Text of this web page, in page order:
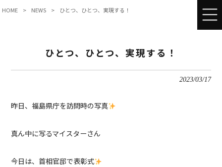
HOME > NEWS > ひとつ、ひとつ、実現する！
ひとつ、ひとつ、実現する！
2023/03/17
昨日、福島県庁を訪問時の写真
真ん中に写るマイスターさん
今日は、首相官邸で表彰式